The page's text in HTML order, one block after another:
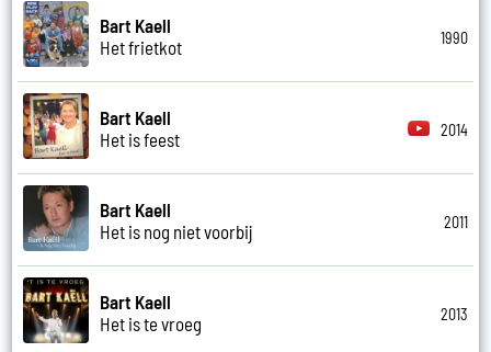
Bart Kaell
Het frietkot
1990
Bart Kaell
Het is feest
2014
Bart Kaell
Het is nog niet voorbij
2011
Bart Kaell
Het is te vroeg
2013